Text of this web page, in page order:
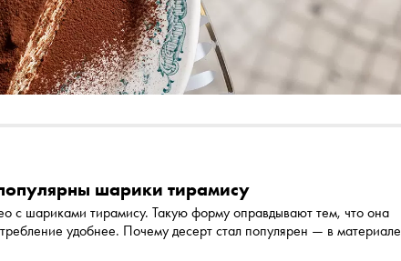
шарики тирамису
с шариками тирамису. Такую форму оправдывают тем, что она
удобнее. Почему десерт стал популярен — в материале